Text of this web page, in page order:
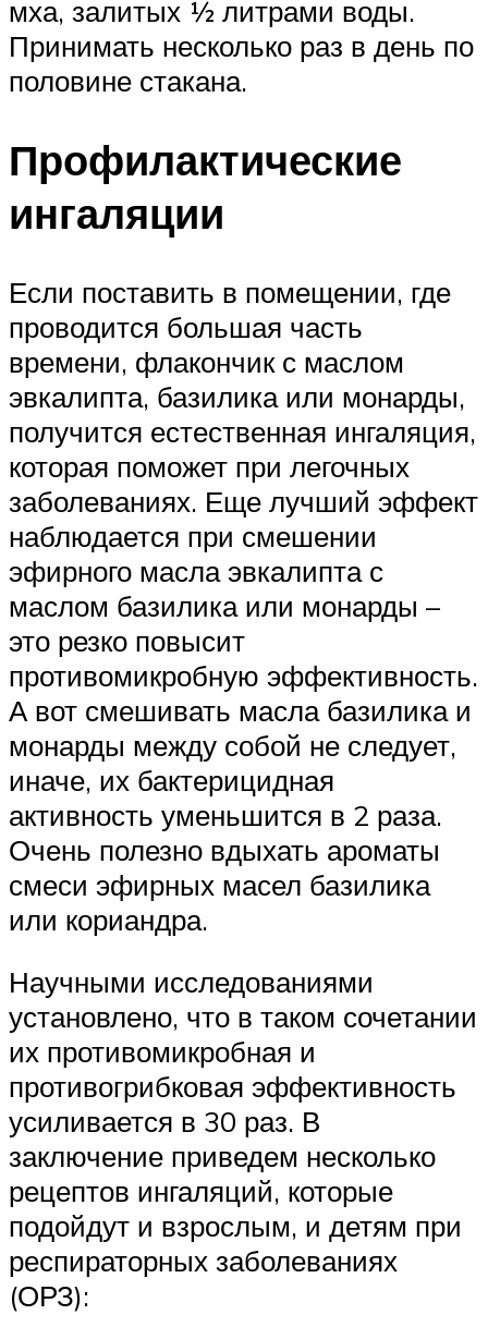
мха, залитых ½ литрами воды.
Принимать несколько раз в день по
половине стакана.
Профилактические
ингаляции
Если поставить в помещении, где
проводится большая часть
времени, флакончик с маслом
эвкалипта, базилика или монарды,
получится естественная ингаляция,
которая поможет при легочных
заболеваниях. Еще лучший эффект
наблюдается при смешении
эфирного масла эвкалипта с
маслом базилика или монарды –
это резко повысит
противомикробную эффективность.
А вот смешивать масла базилика и
монарды между собой не следует,
иначе, их бактерицидная
активность уменьшится в 2 раза.
Очень полезно вдыхать ароматы
смеси эфирных масел базилика
или кориандра.
Научными исследованиями
установлено, что в таком сочетании
их противомикробная и
противогрибковая эффективность
усиливается в 30 раз. В
заключение приведем несколько
рецептов ингаляций, которые
подойдут и взрослым, и детям при
респираторных заболеваниях
(ОРЗ):